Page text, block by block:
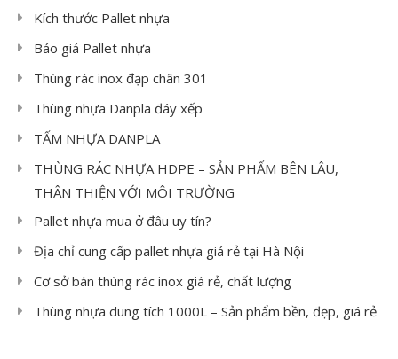
Kích thước Pallet nhựa
Báo giá Pallet nhựa
Thùng rác inox đạp chân 301
Thùng nhựa Danpla đáy xếp
TẤM NHỰA DANPLA
THÙNG RÁC NHỰA HDPE – SẢN PHẨM BÊN LÂU,
THÂN THIỆN VỚI MÔI TRƯỜNG
Pallet nhựa mua ở đâu uy tín?
Địa chỉ cung cấp pallet nhựa giá rẻ tại Hà Nội
Cơ sở bán thùng rác inox giá rẻ, chất lượng
Thùng nhựa dung tích 1000L – Sản phẩm bền, đẹp, giá rẻ